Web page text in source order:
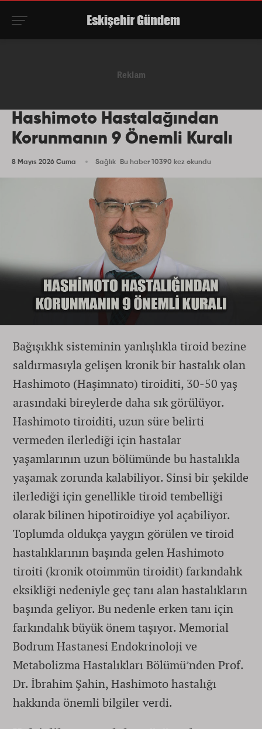
Hashimoto Hastalağından
Korunmanın 9 Önemli Kuralı
8 Mayıs 2026 Cuma Sağlık Bu haber 10390 kez okundu
Bağışıklık sisteminin yanlışlıkla tiroid bezine
saldırmasıyla gelişen kronik bir hastalık olan
Hashimoto (Haşimnato) tiroiditi, 30-50 yaş
arasındaki bireylerde daha sık görülüyor.
Hashimoto tiroiditi, uzun süre belirti
vermeden ilerlediği için hastalar
yaşamlarının uzun bölümünde bu hastalıkla
yaşamak zorunda kalabiliyor. Sinsi bir şekilde
ilerlediği için genellikle tiroid tembelliği
olarak bilinen hipotiroidiye yol açabiliyor.
Toplumda oldukça yaygın görülen ve tiroid
hastalıklarının başında gelen Hashimoto
tiroiti (kronik otoimmün tiroidit) farkındalık
eksikliği nedeniyle geç tanı alan hastalıkların
başında geliyor. Bu nedenle erken tanı için
farkındalık büyük önem taşıyor. Memorial
Bodrum Hastanesi Endokrinoloji ve
Metabolizma Hastalıkları Bölümü’nden Prof.
Dr. İbrahim Şahin, Hashimoto hastalığı
hakkında önemli bilgiler verdi.